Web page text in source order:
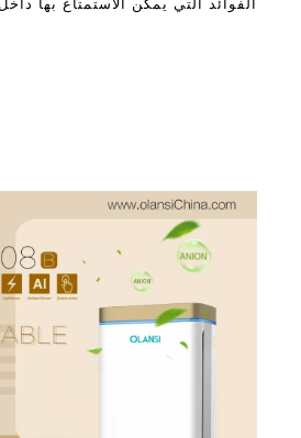
الفوائد التي يمكن الاستمتاع بها
لتنقية الهواء المنزلية وكيف يفعل